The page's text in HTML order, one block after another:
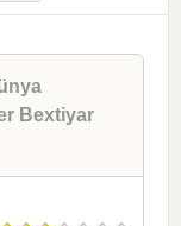
Bextiyar